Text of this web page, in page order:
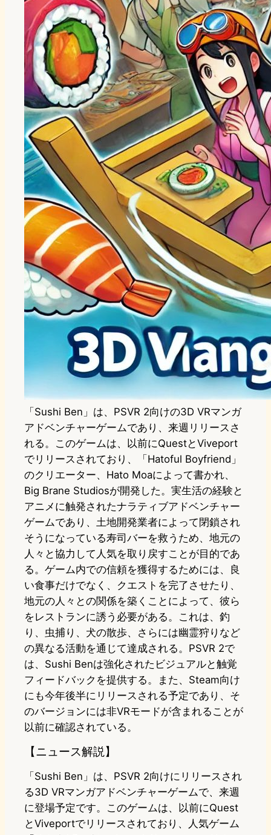
「Sushi Ben」は、PSVR 2向けの3D VRマンガ
アドベンチャーゲームであり、来週リリースさ
れる。このゲームは、以前にQuestとViveport
でリリースされており、「Hatoful Boyfriend」
のクリエーター、Hato Moaによって書かれ、
Big Brane Studiosが開発した。実生活の経験と
アニメに触発されたナラティブアドベンチャー
ゲームであり、土地開発業者によって閉鎖され
そうになっている寿司バーを救うため、地元の
人々と協力して人気を取り戻すことが目的であ
る。ゲーム内での信頼を獲得するためには、良
い食事だけでなく、クエストを完了させたり、
地元の人々との関係を築くことによって、彼ら
をレストランに誘う必要がある。これは、釣
り、虫捕り、犬の散歩、さらには幽霊狩りなど
の異なる活動を通じて達成される。PSVR 2で
は、Sushi Benは強化されたビジュアルと触覚
フィードバックを提供する。また、Steam向け
にも今年後半にリリースされる予定であり、そ
のバージョンには非VRモードが含まれることが
以前に確認されている。
【ニュース解説】
「Sushi Ben」は、PSVR 2向けにリリースされ
る3D VRマンガアドベンチャーゲームで、来週
に登場予定です。このゲームは、以前にQuest
とViveportでリリースされており、人気ゲーム